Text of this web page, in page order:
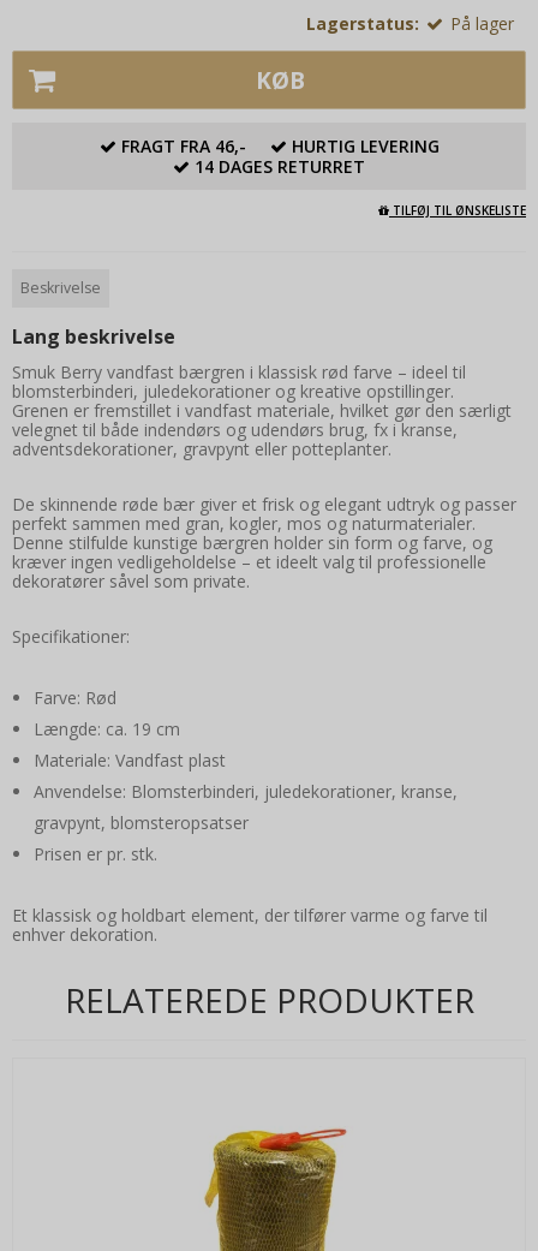
Lagerstatus:
På lager
KØB
FRAGT FRA 46,-
HURTIG LEVERING
14 DAGES RETURRET
TILFØJ TIL ØNSKELISTE
Beskrivelse
Lang beskrivelse
Smuk Berry vandfast bærgren i klassisk rød farve – ideel til
blomsterbinderi, juledekorationer og kreative opstillinger.
Grenen er fremstillet i vandfast materiale, hvilket gør den særligt
velegnet til både indendørs og udendørs brug, fx i kranse,
adventsdekorationer, gravpynt eller potteplanter.
De skinnende røde bær giver et frisk og elegant udtryk og passer
perfekt sammen med gran, kogler, mos og naturmaterialer.
Denne stilfulde kunstige bærgren holder sin form og farve, og
kræver ingen vedligeholdelse – et ideelt valg til professionelle
dekoratører såvel som private.
Specifikationer:
Farve: Rød
Længde: ca. 19 cm
Materiale: Vandfast plast
Anvendelse: Blomsterbinderi, juledekorationer, kranse,
gravpynt, blomsteropsatser
Prisen er pr. stk.
Et klassisk og holdbart element, der tilfører varme og farve til
enhver dekoration.
RELATEREDE PRODUKTER